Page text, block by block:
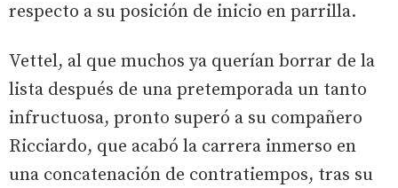
respecto a su posición de inicio en parrilla.
Vettel, al que muchos ya querían borrar de la
lista después de una pretemporada un tanto
infructuosa, pronto superó a su compañero
Ricciardo, que acabó la carrera inmerso en
una concatenación de contratiempos, tras su